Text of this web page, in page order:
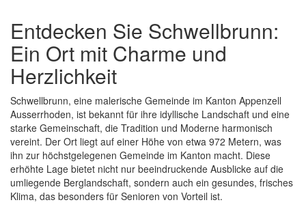
Entdecken Sie Schwellbrunn:
Ein Ort mit Charme und
Herzlichkeit
Schwellbrunn, eine malerische Gemeinde im Kanton Appenzell
Ausserrhoden, ist bekannt für ihre idyllische Landschaft und eine
starke Gemeinschaft, die Tradition und Moderne harmonisch
vereint. Der Ort liegt auf einer Höhe von etwa 972 Metern, was
ihn zur höchstgelegenen Gemeinde im Kanton macht. Diese
erhöhte Lage bietet nicht nur beeindruckende Ausblicke auf die
umliegende Berglandschaft, sondern auch ein gesundes, frisches
Klima, das besonders für Senioren von Vorteil ist.